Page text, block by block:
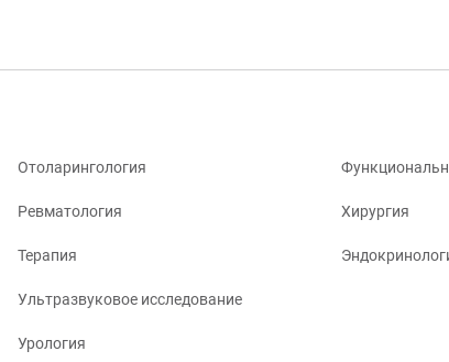
Отоларингология
Ревматология
Терапия
Ультразвуковое исследование
Урология
Хирургия